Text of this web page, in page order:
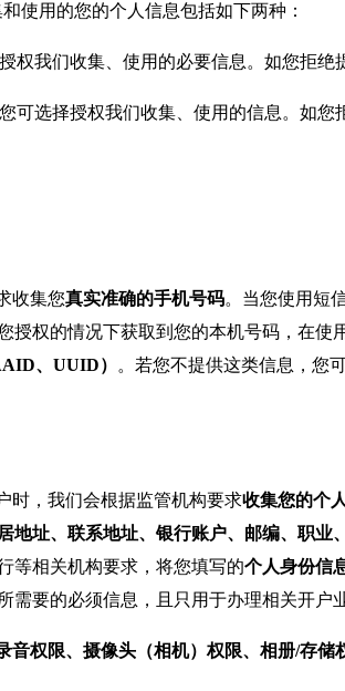
使用的您的个人信息包括如下两种：
权我们收集、使用的必要信息。如您拒绝
可选择授权我们收集、使用的信息。如
收集您真实准确的手机号码。当您使用短
权的情况下获取到您的本机号码，在使
、UUID）
。若您不提供这类信息，您
时，我们会根据监管机构要求收集您的个
地址、联系地址、银行账户、邮编、职
等相关机构要求，将您填写的个人身份信
要的必须信息，且只用于办理相关开户
音权限、摄像头（相机）权限、相册/存储